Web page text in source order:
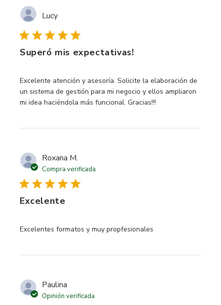
Lucy
Superó mis expectativas!
Excelente atención y asesoría. Solicite la elaboración de
un sistema de gestión para mi negocio y ellos ampliaron
mi idea haciéndola más funcional. Gracias!!!
read more about review content Excelente atención y
Roxana M.
Compra verificada
Excelente
Excelentes formatos y muy propfesionales
read more about review content
Paulina
Opinión verificada